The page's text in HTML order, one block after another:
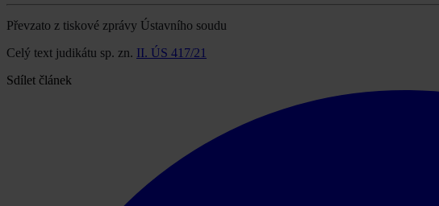
Převzato z tiskové zprávy Ústavního soudu
Celý text judikátu sp. zn. II. ÚS 417/21
Sdílet článek